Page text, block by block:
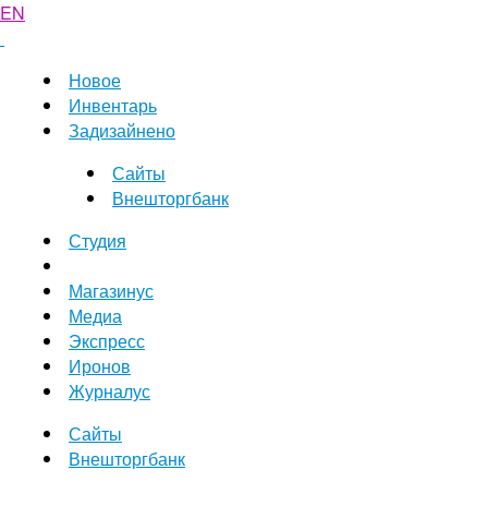
EN
Новое
Инвентарь
Задизайнено
Сайты
Внешторгбанк
Студия
Магазинус
Медиа
Экспресс
Иронов
Журналус
Сайты
Внешторгбанк